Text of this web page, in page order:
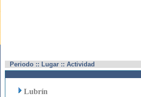
Periodo :: Lugar :: Actividad
Lubrín